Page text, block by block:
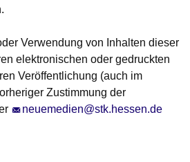
Verwendung von Inhalten dieser
elektronischen oder gedruckten
Veröffentlichung (auch im
Zustimmung der
neuemedien@stk.hessen.de